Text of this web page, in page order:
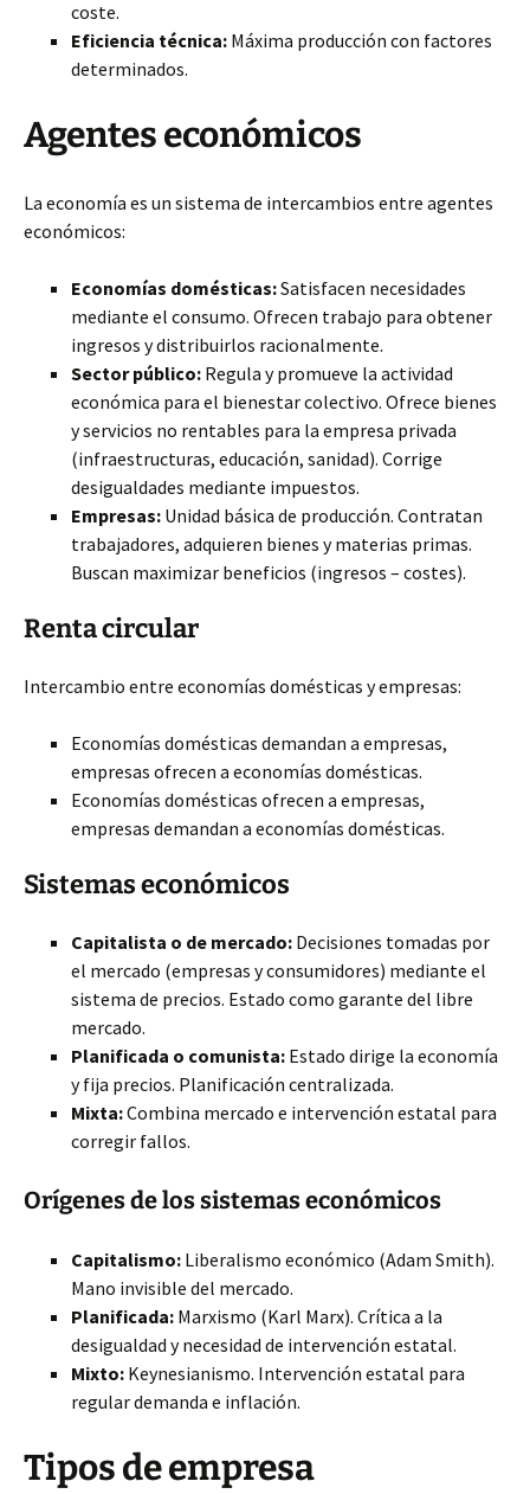
coste.
Eficiencia técnica: Máxima producción con factores
determinados.
Agentes económicos
La economía es un sistema de intercambios entre agentes
económicos:
Economías domésticas:Satisfacen necesidades
mediante el consumo. Ofrecen trabajo para obtener
ingresos y distribuirlos racionalmente.
Sector público: Regula y promueve la actividad
económica para el bienestar colectivo. Ofrece bienes
y servicios no rentables para la empresa privada
(infraestructuras, educación, sanidad). Corrige
desigualdades mediante impuestos.
Empresas: Unidad básica de producción. Contratan
trabajadores, adquieren bienes y materias primas.
Buscan maximizar beneficios (ingresos – costes).
Renta circular
Intercambio entre economías domésticas y empresas:
Economías domésticas demandan a empresas,
empresas ofrecen a economías domésticas.
Economías domésticas ofrecen a empresas,
empresas demandan a economías domésticas.
Sistemas económicos
Capitalista o de mercado: Decisiones tomadas por
el mercado (empresas y consumidores) mediante el
sistema de precios. Estado como garante del libre
mercado.
Planificada o comunista: Estado dirige la economía
y fija precios. Planificación centralizada.
Mixta:Combina mercado e intervención estatal para
corregir fallos.
Orígenes de los sistemas económicos
Capitalismo: Liberalismo económico (Adam Smith).
Mano invisible del mercado.
Planificada: Marxismo (Karl Marx). Crítica a la
desigualdad y necesidad de intervención estatal.
Mixto: Keynesianismo. Intervención estatal para
regular demanda e inflación.
Tipos de empresa